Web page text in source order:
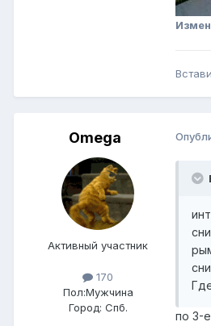
Omega
Активный участник
170
Пол:Мужчина
Город: Спб.
по 3-